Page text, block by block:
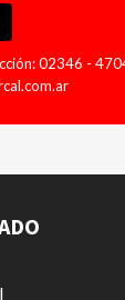
02346 -